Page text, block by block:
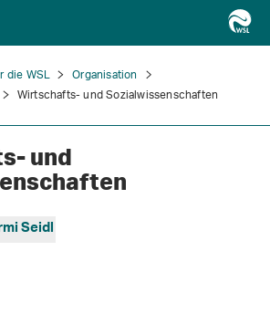
die WSL
Organisation
Wirtschafts- und Sozialwissenschaften
und
Seidl